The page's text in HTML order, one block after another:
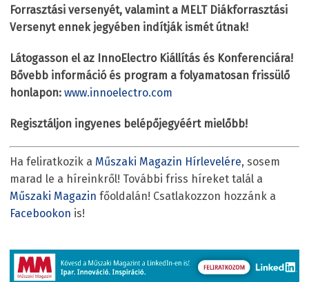
Forrasztási versenyét, valamint a MELT Diákforrasztási
Versenyt ennek jegyé ben indítják ismét útnak!
Látogasson el az InnoElectro Kiállítás és Konferenciára!
Bővebb információ és program a folyamatosan frissülő
honlapon: www.innoelectro.com
Regisztáljon ingyenes belépőjegyéért mielőbb!
Ha feliratkozik a Műszaki Magazin Hírlevelére, sosem
marad le a híreinkről! További friss híreket talál a
Műszaki Magazin főoldalán! Csatlakozzon hozzánk a
Facebookon is!